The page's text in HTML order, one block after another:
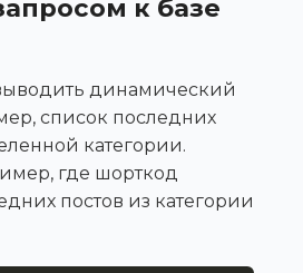
к базе
динамический
список последних
категории.
где шорткод
постов из категории